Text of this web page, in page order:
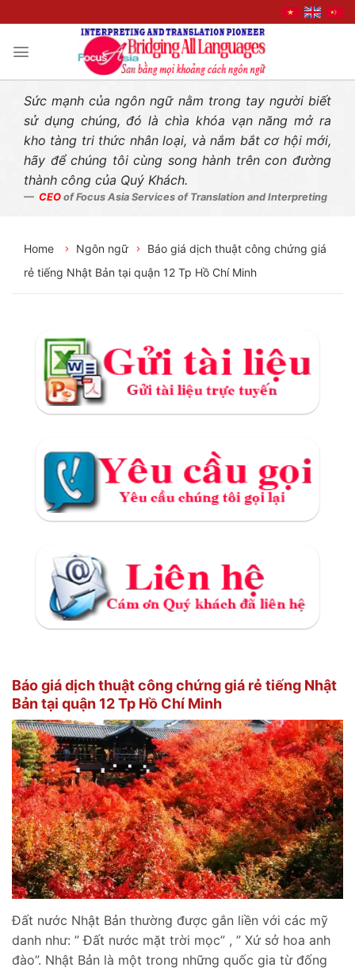
Sức mạnh của ngôn ngữ nằm trong tay người biết
sử dụng chúng, đó là chìa khóa vạn năng mở ra
kho tàng tri thức nhân loại, và nắm bắt cơ hội mới,
hãy để chúng tôi cùng song hành trên con đường
thành công của Quý Khách.
CEO of Focus Asia Services of Translation and Interpreting
Home Ngôn ngữ
Báo giá dịch thuật công chứng giá
rẻ tiếng Nhật Bản tại quận 12 Tp Hồ Chí Minh
Báo giá dịch thuật công chứng giá rẻ tiếng Nhật
Bản tại quận 12 Tp Hồ Chí Minh
Đất nước Nhật Bản thường được gắn liền với các mỹ
danh như: ” Đất nước mặt trời mọc” , ” Xứ sở hoa anh
đào”. Nhật Bản là một trong những quốc gia từ đống